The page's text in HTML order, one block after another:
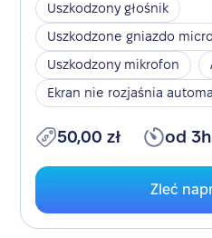
Uszkodzony głośnik
Uszkodzone gniazdo
Uszkodzony mikrofon
Ekran nie rozjaśnia
50,00 zł od 3h
Zleć